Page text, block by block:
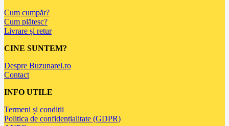
Cum cumpăr?
Cum plătesc?
Livrare și retur
CINE SUNTEM?
Despre Buzunarel.ro
Contact
INFO UTILE
Termeni și condiții
Politica de confidențialitate (GDPR)